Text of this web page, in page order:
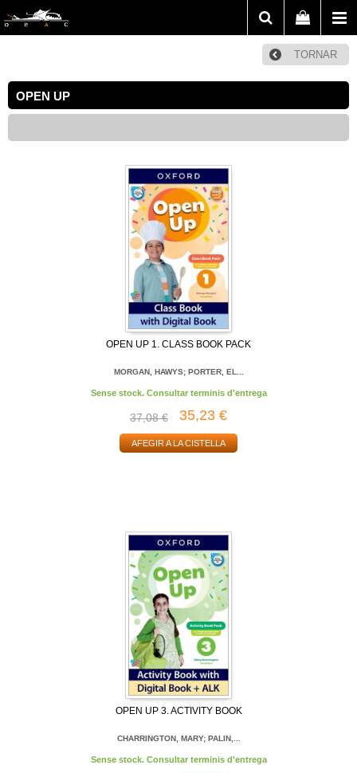
TORNAR
OPEN UP
OPEN UP 1. CLASS BOOK PACK
MORGAN, HAWYS; PORTER, EL...
Sense stock. Consultar terminis d'entrega
37,08 € 35,23 €
AFEGIR A LA CISTELLA
OPEN UP 3. ACTIVITY BOOK
CHARRINGTON, MARY; PALIN,...
Sense stock. Consultar terminis d'entrega